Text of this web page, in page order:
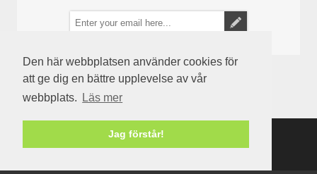
Den här webbplatsen använder cookies för
att ge dig en bättre upplevelse av vår
webbplats.
Läs mer
Jag förstår!
Powered bynopCommerce